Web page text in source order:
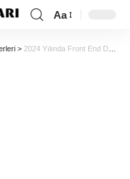
Aa
> 2024 Yılında Front End Developer Maaşları